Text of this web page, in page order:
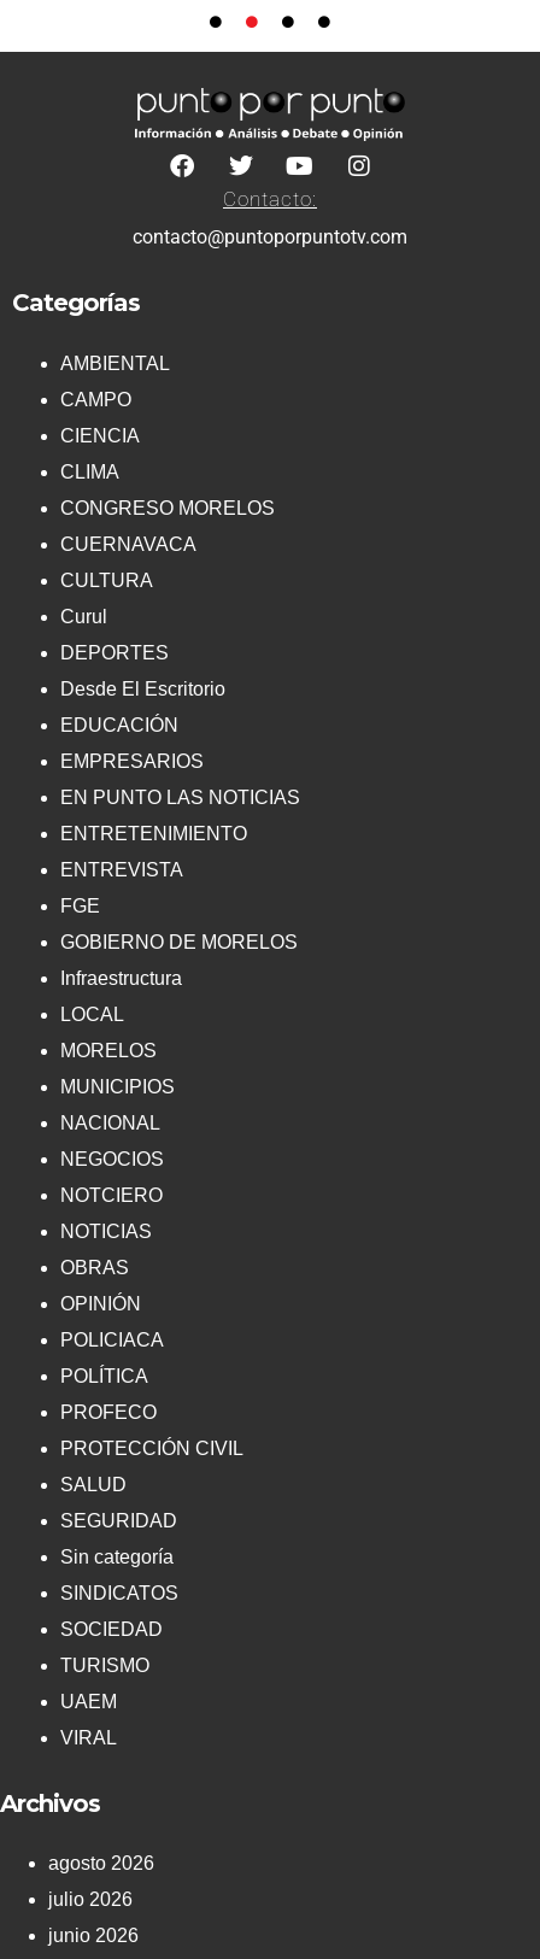
Contacto:
contacto@puntoporpuntotv.com
Categorías
AMBIENTAL
CAMPO
CIENCIA
CLIMA
CONGRESO MORELOS
CUERNAVACA
CULTURA
Curul
DEPORTES
Desde El Escritorio
EDUCACIÓN
EMPRESARIOS
EN PUNTO LAS NOTICIAS
ENTRETENIMIENTO
ENTREVISTA
FGE
GOBIERNO DE MORELOS
Infraestructura
LOCAL
MORELOS
MUNICIPIOS
NACIONAL
NEGOCIOS
NOTCIERO
NOTICIAS
OBRAS
OPINIÓN
POLICIACA
POLÍTICA
PROFECO
PROTECCIÓN CIVIL
SALUD
SEGURIDAD
Sin categoría
SINDICATOS
SOCIEDAD
TURISMO
UAEM
VIRAL
Archivos
agosto 2026
julio 2026
junio 2026